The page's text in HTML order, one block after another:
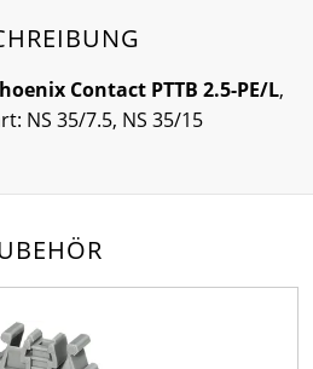
Contact PTTB 2.5-PE/L,
NS 35/7.5, NS 35/15